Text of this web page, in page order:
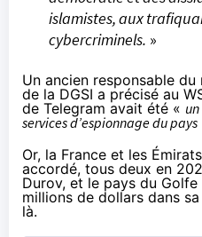
islamistes, aux
cybercriminels. »
Un ancien responsable
de la DGSI a précisé au
de Telegram avait été «
services d’espionnage du pays
Or, la France et les
accordé, tous deux en
Durov, et le pays du
millions de dollars dans
là.